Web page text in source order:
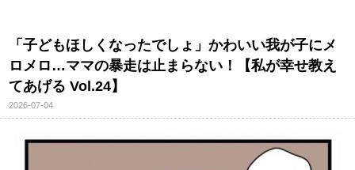
「子どもほしくなったでしょ」かわいい我が子にメ
ロメロ…ママの暴走は止まらない！【私が幸せ教え
てあげる Vol.24】
2026-07-04